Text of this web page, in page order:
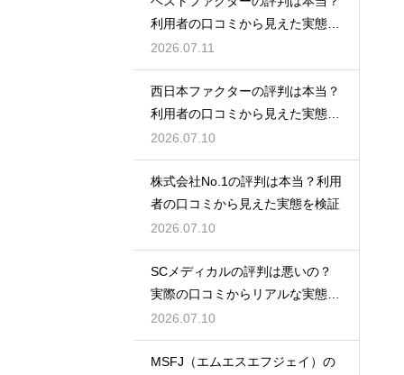
利用者の口コミから見えた実態を
検証
2026.07.11
西日本ファクターの評判は本当？
利用者の口コミから見えた実態を
検証
2026.07.10
株式会社No.1の評判は本当？利用
者の口コミから見えた実態を検証
2026.07.10
SCメディカルの評判は悪いの？
実際の口コミからリアルな実態を
検証
2026.07.10
MSFJ（エムエスエフジェイ）の